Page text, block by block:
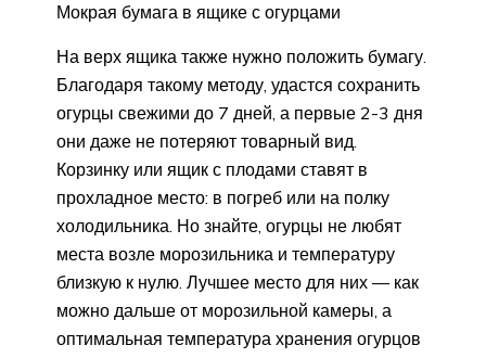
Мокрая бумага в ящике с огурцами
На верх ящика также нужно положить бумагу.
Благодаря такому методу, удастся сохранить
огурцы свежими до 7 дней, а первые 2-3 дня
они даже не потеряют товарный вид.
Корзинку или ящик с плодами ставят в
прохладное место: в погреб или на полку
холодильника. Но знайте, огурцы не любят
места возле морозильника и температуру
близкую к нулю. Лучшее место для них — как
можно дальше от морозильной камеры, а
оптимальная температура хранения огурцов